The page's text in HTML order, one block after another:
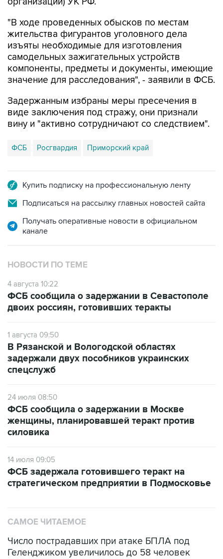
"В ходе проведенных обысков по местам
жительства фигурантов уголовного дела
изъяты необходимые для изготовления
самодельных зажигательных устройств
компоненты, предметы и документы, имеющие
значение для расследования", - заявили в ФСБ.
Задержанным избраны меры пресечения в
виде заключения под стражу, они признали
вину и "активно сотрудничают со следствием".
ФСБ Росгвардия Приморский край
Купить подписку на профессиональную ленту
Подписаться на рассылку главных новостей сайта
Получать оперативные новости в официальном
канале
НОВОСТИ ПО ТЕМЕ
4 августа 10:22
ФСБ сообщила о задержании в Севастополе
двоих россиян, готовивших теракты
1 августа 09:50
В Рязанской и Вологодской областях
задержали двух пособников украинских
спецслужб
24 июля 08:50
ФСБ сообщила о задержании в Москве
женщины, планировавшей теракт против
силовика
14 июля 09:05
ФСБ задержала готовившего теракт на
стратегическом предприятии в Подмосковье
САМОЕ ЧИТАЕМОЕ
Число пострадавших при атаке БПЛА под
Геленджиком увеличилось до 58 человек